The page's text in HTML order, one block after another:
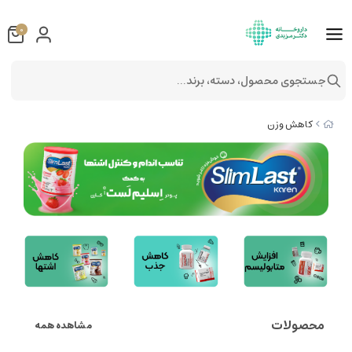
کاهش وزن
محصولات مشاهده همه
0
جستجوی محصول، دسته، برند...